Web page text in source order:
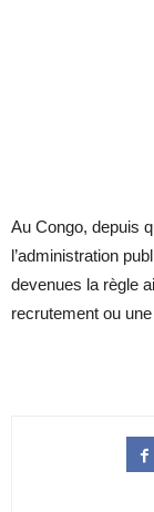
Au Congo, depuis
l’administration
devenues la règle
recrutement ou